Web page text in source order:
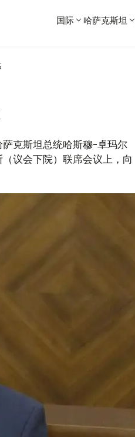
国际 哈萨克斯坦
克斯坦总统哈斯穆-卓玛尔
议会下院）联席会议上，向